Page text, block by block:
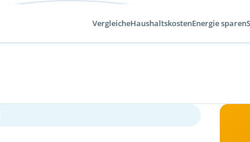
VergleicheHaushaltskostenEnergie sparen